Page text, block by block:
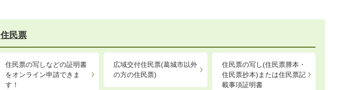
住民票
住民票の写しなどの証明書
をオンライン申請できま
す！
広域交付住民票(葛城市以外
の方の住民票)
住民票の写し(住民票謄本・
住民票抄本)または住民票記
載事項証明書